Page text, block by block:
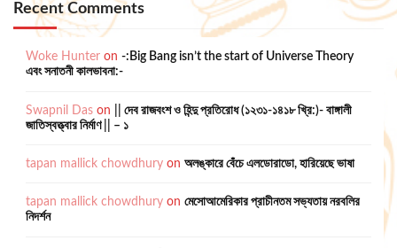
Recent Comments
Woke Hunter on -:Big Bang isn’t the start of Universe Theory
এবং সনাতনী কালভাবনা:-
Swapnil Das on
|| দেব রাজবংশ ও হিন্দু প্রতিরোধ (১২৩১-১৪১৮ খ্রি:)- বাঙ্গালী
জাতিস্বত্ত্বার নির্মাণ || – ১
tapan mallick chowdhury on অলঙ্কারে বেঁচে এলডোরাডো, হারিয়েছে ভাষা
tapan mallick chowdhury on মেসোআমেরিকার প্রাচীনতম সভ্যতায় নরবলির
নিদর্শন